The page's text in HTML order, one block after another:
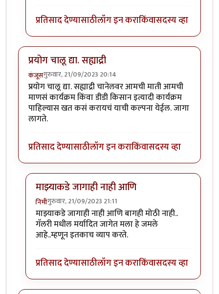
प्रतिसाद देण्यासाठीलॉग इन कराकिंवासदस्य व्हा
प्रयोग चालू द्या. सह्याद्री
कंजूसगुरुवार, 21/09/2023 20:14
प्रयोग चालू द्या. सह्याद्री चानेलवर आमची माती आमची
माणसं कार्यक्रम किंवा डीडी किसान इत्यादी कार्यक्रम
पाहिल्यास खत कसं करायचं याची कल्पना येईल. जागा
लागते.
प्रतिसाद देण्यासाठीलॉग इन कराकिंवासदस्य व्हा
माझ्याकडे जागाही नाही आणि
निमीगुरुवार, 21/09/2023 21:11
In reply toप्रयोग चालू द्या. सह्याद्रीbyकंजूस
माझ्याकडे जागाही नाही आणि बागही मोठी नाही..
गॅलरी मधील मर्यादित जागेत मला हे जमले
आहे..म्हणून इतकाच व्याप करते.
प्रतिसाद देण्यासाठीलॉग इन कराकिंवासदस्य व्हा